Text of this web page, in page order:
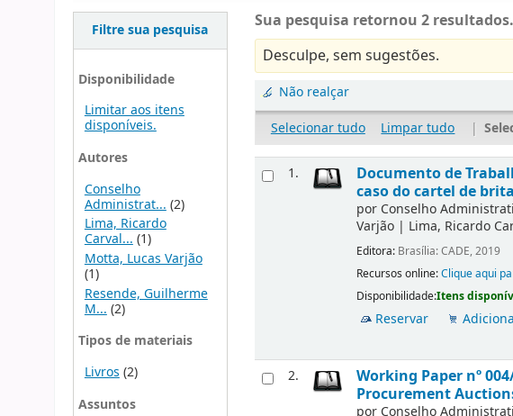
Filtre sua pesquisa
Disponibilidade
Limitar aos itens
disponíveis.
Autores
Conselho
Administrat... (2)
Lima, Ricardo
Carval...(1)
Motta, Lucas Varjão
(1)
Resende, Guilherme
M... (2)
Tipos de materiais
Livros (2)
Assuntos
Sua pesquisa retornou 2 resultados.
Desculpe, sem sugestões.
Não realçar
Selecionar tudo
Limpar tudo |
1.
Documento de
caso do cartel de
por Conselho
Varjão | Lima, Ricardo
Editora: Brasília: CADE, 2019
Recursos online:Clique aqui
Disponibilidade:Itens
Reservar
2.
Working Paper nº
Procurement